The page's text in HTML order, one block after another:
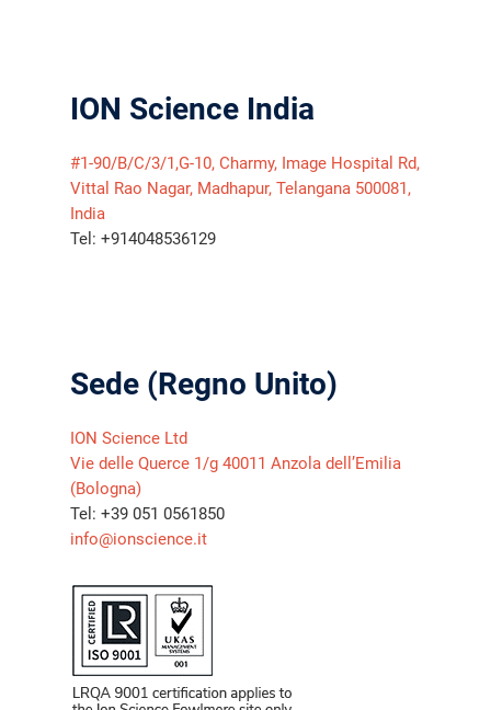
ION Science India
#1-90/B/C/3/1,G-10, Charmy, Image Hospital Rd,
Vittal Rao Nagar, Madhapur, Telangana 500081,
India
Tel: +914048536129
Sede (Regno Unito)
ION Science Ltd
Vie delle Querce 1/g 40011 Anzola dell’Emilia
(Bologna)
Tel: +39 051 0561850
info@ionscience.it